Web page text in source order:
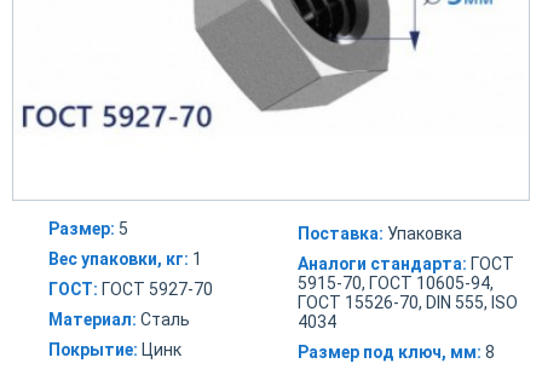
Размер: 5
Вес упаковки, кг: 1
ГОСТ: ГОСТ 5927-70
Материал: Сталь
Покрытие: Цинк
Поставка: Упаковка
Аналоги стандарта: ГОСТ
5915-70, ГОСТ 10605-94,
ГОСТ 15526-70, DIN 555, ISO
4034
Размер под ключ, мм: 8